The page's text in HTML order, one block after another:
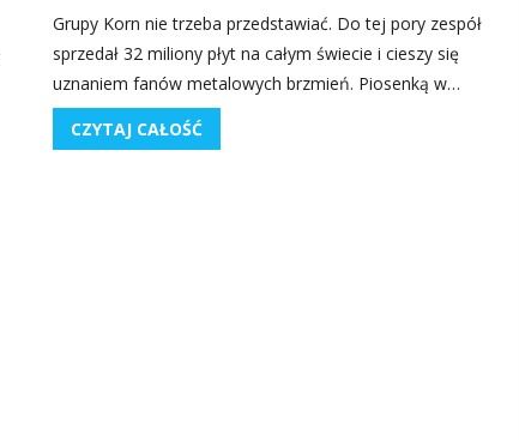
Gru­py Korn nie trze­ba przed­sta­wiać. Do tej pory zespół
sprze­dał 32 milio­ny płyt na całym świe­cie i cie­szy się
uzna­niem fanów meta­lo­wych brzmień. Pio­sen­ką w…
CZYTAJ CAŁOŚĆ